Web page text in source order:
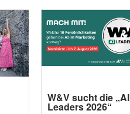
W&V sucht die „AI
Leaders 2026“